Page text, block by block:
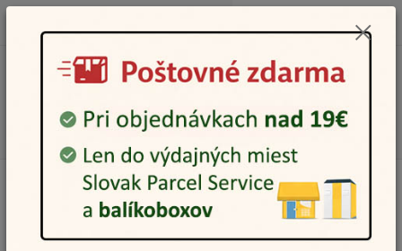
Menu
Hľadať
12:00-14:00
za0,00 €
Domácnosť Dom a záhrada Kuchyňa a jedáleň
Poháre a
Hrnček porcelán Neon III.
Hrnček porcelán Neon III.